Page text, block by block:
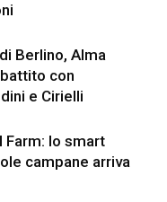
Berlino, Alma
con
e Cirielli
Farm: lo smart
campane arriva